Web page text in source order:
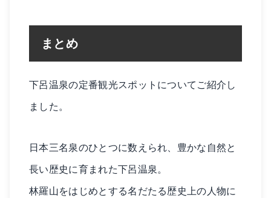
まとめ
下呂温泉の定番観光スポットについてご紹介し
ました。
日本三名泉のひとつに数えられ、豊かな自然と
長い歴史に育まれた下呂温泉。
林羅山をはじめとする名だたる歴史上の人物に